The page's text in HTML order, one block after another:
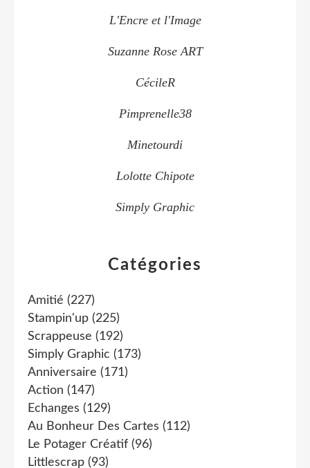
Catégories
Amitié (227)
Stampin'up (225)
Scrappeuse (192)
Simply Graphic (173)
Anniversaire (171)
Action (147)
Echanges (129)
Au Bonheur Des Cartes (112)
Le Potager Créatif (96)
Littlescrap (93)
L'Encre et l'Image
Suzanne Rose ART
CécileR
Pimprenelle38
Minetourdi
Lolotte Chipote
Simply Graphic